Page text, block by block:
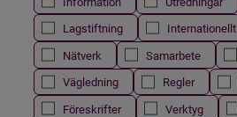
Lagstiftning
Internationellt
Nätverk
Samarbete
Vägledning
Regler
Föreskrifter
Verktyg